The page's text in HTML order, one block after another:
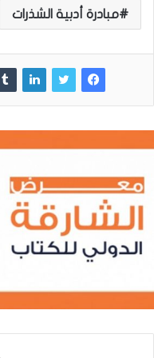
مبادرة أدبية الشذرات